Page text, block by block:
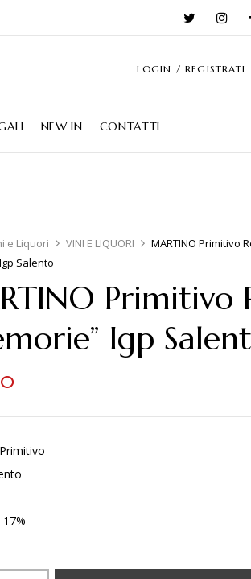
LOGIN / REGISTRATI
NEW IN CONTATTI
e Liquori VINI E LIQUORI
MARTINO Primitivo
Salento
Primitivo
Igp
17%